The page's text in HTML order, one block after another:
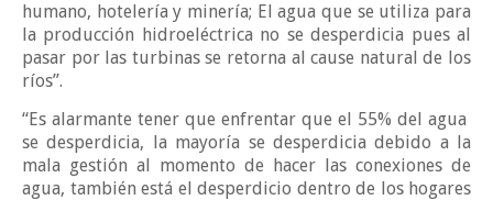
humano, hotelería y minería; El agua que se utiliza para
la producción hidroeléctrica no se desperdicia pues al
pasar por las turbinas se retorna al cause natural de los
ríos”.
“Es alarmante tener que enfrentar que el 55% del agua
se desperdicia, la mayoría se desperdicia debido a la
mala gestión al momento de hacer las conexiones de
agua, también está el desperdicio dentro de los hogares